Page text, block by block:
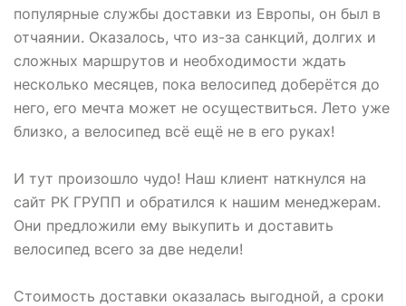
популярные службы доставки из Европы, он был в
отчаянии. Оказалось, что из-за санкций, долгих и
сложных маршрутов и необходимости ждать
несколько месяцев, пока велосипед доберётся до
него, его мечта может не осуществиться. Лето уже
близко, а велосипед всё ещё не в его руках!
И тут произошло чудо! Наш клиент наткнулся на
сайт РК ГРУПП и обратился к нашим менеджерам.
Они предложили ему выкупить и доставить
велосипед всего за две недели!
Стоимость доставки оказалась выгодной, а сроки